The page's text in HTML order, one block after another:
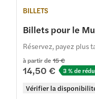
BILLETS
Billets pour le
à partir de 15 €
14,50 € 3 % de
Vérifier la
Réservez, payez plus